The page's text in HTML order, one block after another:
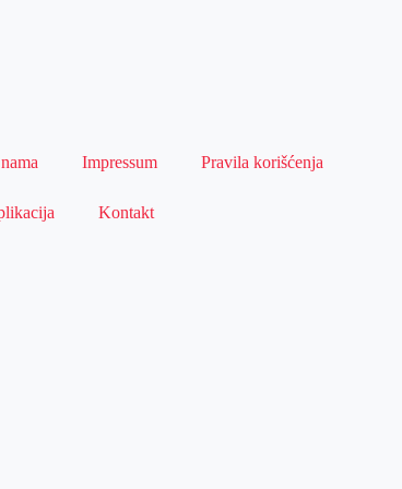
Impressum Pravila korišćenja
Kontakt